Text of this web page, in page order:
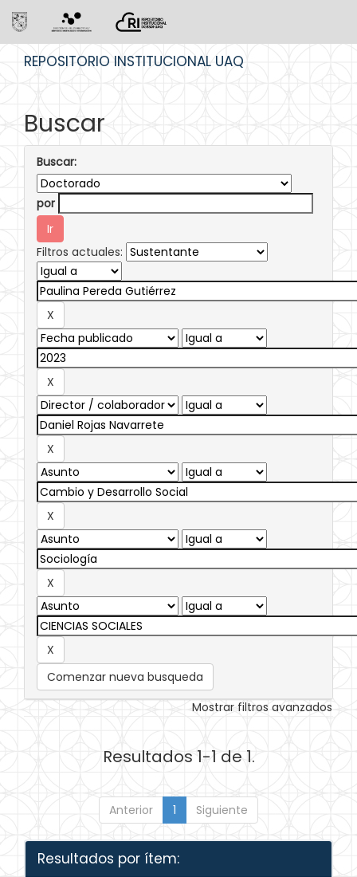
REPOSITORIO INSTITUCIONAL UAQ
Buscar
Buscar:
por
Filtros actuales:
Comenzar nueva busqueda
Mostrar filtros avanzados
Resultados 1-1 de 1.
Anterior 1 Siguiente
Resultados por ítem: